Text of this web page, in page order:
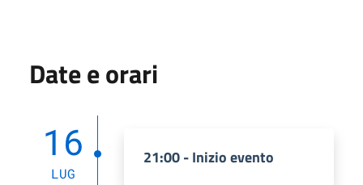
Date e orari
16
LUG
21:00 - Inizio evento